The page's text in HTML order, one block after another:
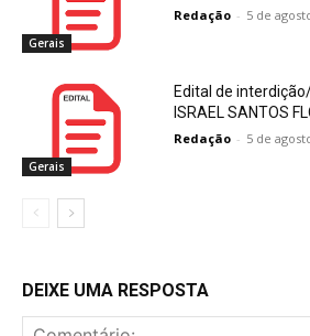
Gerais
Redação - 5 de
Gerais
Edital de
ISRAEL SANTOS
Redação - 5 de
DEIXE UMA RESPOSTA